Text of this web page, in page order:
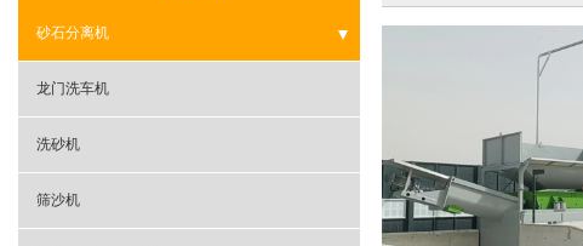
砂石分离机
- 滚筒砂石分离机
- 振动砂石分离机
- 锥形砂石分离机
龙门洗车机
洗砂机
筛沙机